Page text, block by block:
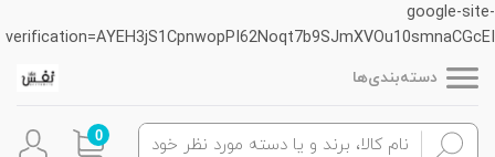
google-site-
verification=AYEH3jS1CpnwopPI62Noqt7b9SJmXVOu10smnaCGcEI
دسته‌بندی‌ها
0